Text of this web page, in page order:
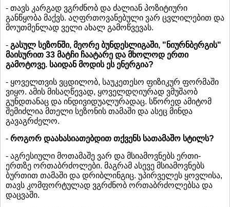
- თავს კარგად ვგრძნობ და ძალიან პოზიტიური
განწყობა მაქვს. აღფრთოვანებული ვარ ცვლილებით და
მოუთმენლად ველი ახალ გამოწვევას.
- გასულ სეზონში, მეორე ბუნდესლიგაში, "ნიურნბერგის"
მაისურით 33 მატჩი ჩაატარე და მხოლოდ ერთი
გამოტოვე. საიდან მოდის ეს ენერგია?
- ყოველთვის ვცდილობ, საუკეთესო ფიზიკურ ფორმაში
ვიყო. ამის მისაღწევად, ყოველდღიურად ვმუშაობ
გუნდთანაც და ინდივიდუალურადაც. სწორედ ამიტომ
შემიძლია მთელი სეზონის თამაში და ასეც მინდა
გავაგრძელო.
- როგორ დაახასიათებდით თქვენს სათამაშო სტილს?
- აგრესიული მოთამაშე ვარ და მსიამოვნებს ერთი-
ერთზე ორთაბრძოლები. მაგრამ ასევე მსიამოვნებს
ბურთით თამაში და დრიბლინგიც. უპირველეს ყოვლისა,
თავს კომფორტულად ვგრძნობ ორთაბრძოლებსა და
დაცვაში.